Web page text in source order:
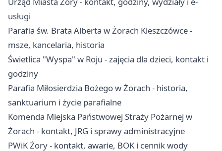
usługi
Parafia św. Brata Alberta w Żorach Kleszczówce -
msze, kancelaria, historia
Świetlica "Wyspa" w Roju - zajęcia dla dzieci, kontakt i
godziny
Parafia Miłosierdzia Bożego w Żorach - historia,
sanktuarium i życie parafialne
Komenda Miejska Państwowej Straży Pożarnej w
Żorach - kontakt, JRG i sprawy administracyjne
PWiK Żory - kontakt, awarie, BOK i cennik wody